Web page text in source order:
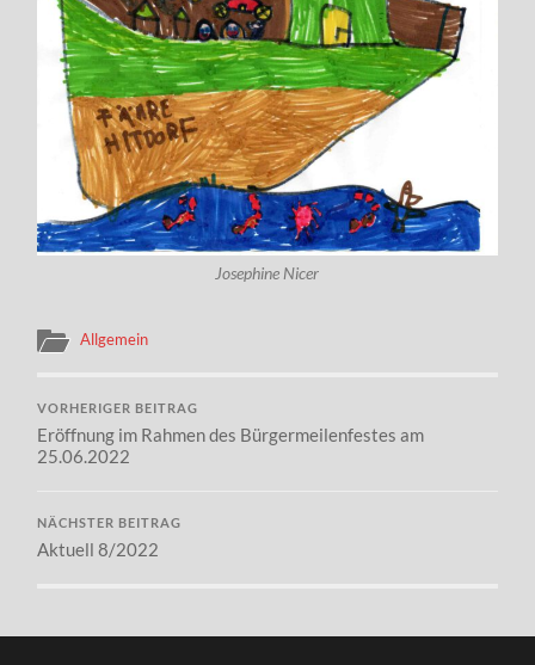
Josephine Nicer
Allgemein
VORHERIGER BEITRAG
Eröffnung im Rahmen des Bürgermeilenfestes am
25.06.2022
NÄCHSTER BEITRAG
Aktuell 8/2022